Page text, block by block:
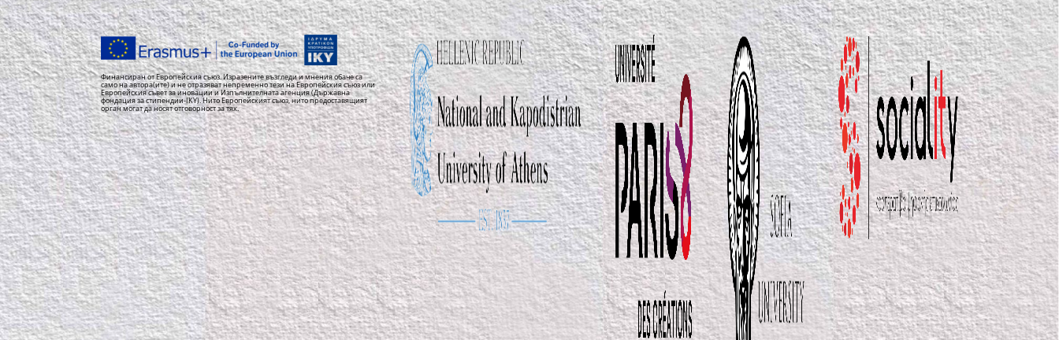
Финансиран от Европейския съюз. Изразените възгледи и мнения обаче са
само на автора(ите) и не отразяват непременно тези на Европейския съюз или
Европейския съвет за иновации и Изпълнителната агенция (Държавна
фондация за стипендии-IKY). Нито Европейският съюз, нито предоставящият
орган могат да носят отговорност за тях.